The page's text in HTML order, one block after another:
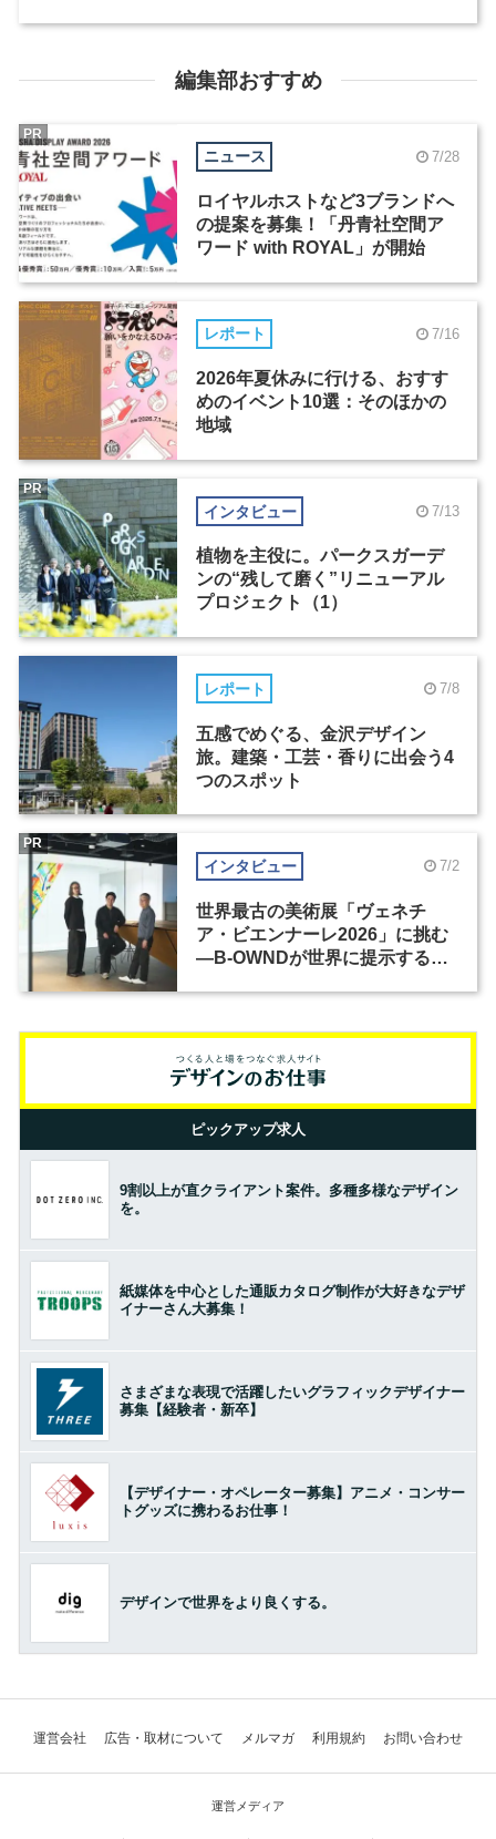
編集部おすすめ
ニュース 7/28
ロイヤルホストなど3ブランドへ
の提案を募集！「丹青社空間ア
ワード with ROYAL」が開始
PR
レポート 7/16
2026年夏休みに行ける、おすす
めのイベント10選：そのほかの
地域
インタビュー 7/13
植物を主役に。パークスガーデ
ンの“残して磨く”リニューアル
プロジェクト（1）
PR
レポート 7/8
五感でめぐる、金沢デザイン
旅。建築・工芸・香りに出会う4
つのスポット
インタビュー 7/2
世界最古の美術展「ヴェネチ
ア・ビエンナーレ2026」に挑む
―B-OWNDが世界に提示する美
PR
ピックアップ求人
9割以上が直クライアント案件。多種多様なデザイン
を。
紙媒体を中心とした通販カタログ制作が大好きなデザ
イナーさん大募集！
さまざまな表現で活躍したいグラフィックデザイナー
募集【経験者・新卒】
【デザイナー・オペレーター募集】アニメ・コンサー
トグッズに携わるお仕事！
デザインで世界をより良くする。
運営会社 広告・取材について メルマガ 利用規約 お問い合わせ
運営メディア